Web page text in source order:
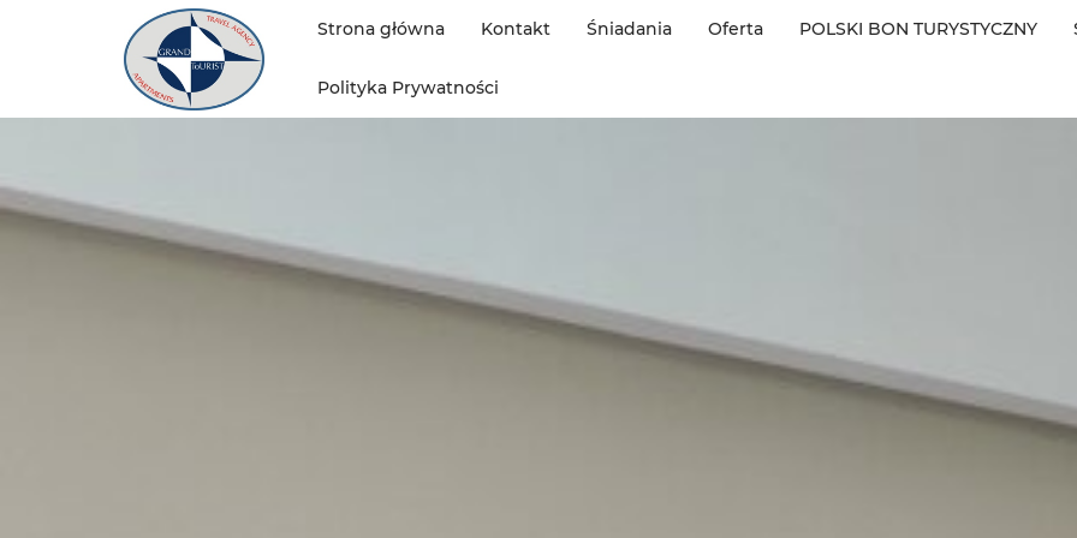
Strona główna Kontakt Śniadania Oferta POLSKI BON TURYSTYCZNY
Polityka Prywatności